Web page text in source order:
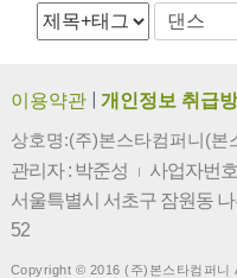
이용약관 개인정보 취급
상호명:(주)본스타컴퍼니(본
관리자 : 박준성
사업자번
서울특별시 서초구 잠원동
52
Copyright © 2016 (주)본스타컴퍼니